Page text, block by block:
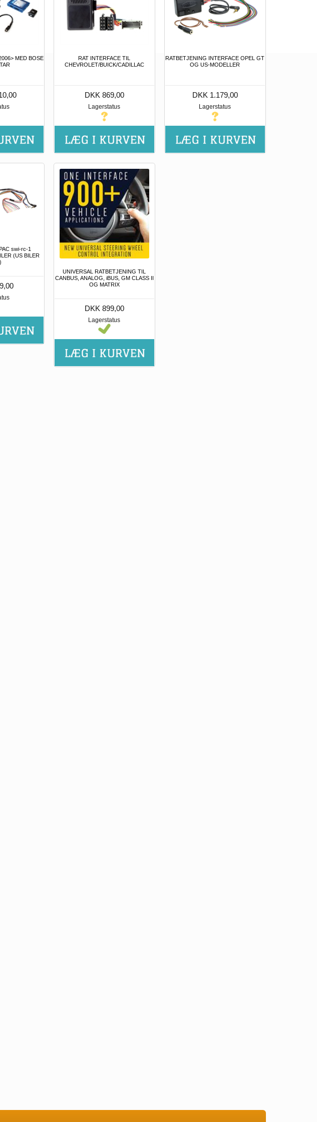
MED BOSE
RAT INTERFACE TIL
CHEVROLET/BUICK/CADILLAC
DKK 869,00
Lagerstatus
RATBETJENING INTERFACE OPEL GT
OG US-MODELLER
DKK 1.179,00
Lagerstatus
swi-rc-1
(US BILER
UNIVERSAL RATBETJENING TIL
CANBUS, ANALOG, iBUS, GM CLASS II
OG MATRIX
DKK 899,00
Lagerstatus